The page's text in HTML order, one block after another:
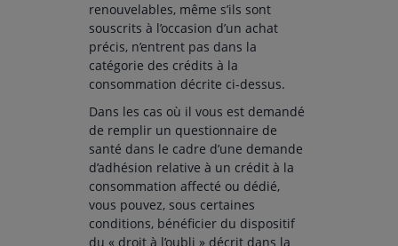
renouvelables, même s’ils sont
souscrits à l’occasion d’un achat
précis, n’entrent pas dans la
catégorie des crédits à la
consommation décrite ci-dessus.
Dans les cas où il vous est demandé
de remplir un questionnaire de
santé dans le cadre d’une demande
d’adhésion relative à un crédit à la
consommation affecté ou dédié,
vous pouvez, sous certaines
conditions, bénéficier du dispositif
du « droit à l’oubli » décrit dans la